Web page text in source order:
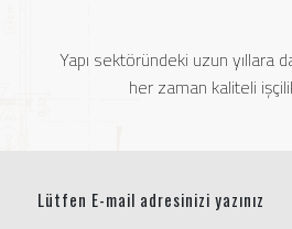
Yapı sektöründeki uzun yıllara
her zaman kaliteli